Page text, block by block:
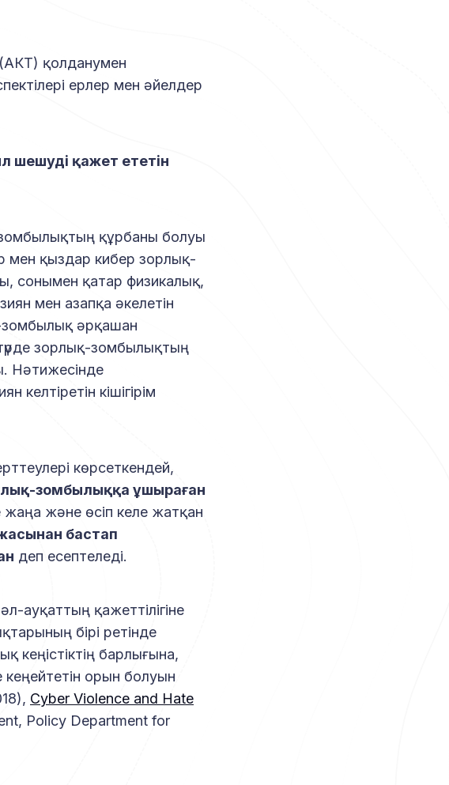
қолданумен
ерлер мен әйелдер
шешуді қажет ететін
құрбаны болуы
мен қыздар кибер зорлық-
сонымен қатар физикалық,
мен азапқа әкелетін
зомбылық әрқашан
түрде зорлық-зомбылықтың
Нәтижесінде
кішігірім
көрсеткендей,
зомбылыққа ұшыраған
және өсіп келе жатқан
бастап
деп есептеледі.
ауқаттың қажеттілігіне
бірі ретінде
кеңістіктің барлығына,
кеңейтетін орын болуын
Cyber Violence and Hate
Policy Department for